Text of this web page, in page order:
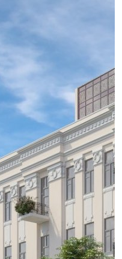
г. Краснодар
(861) 945-12-
34
Обсудить
проект